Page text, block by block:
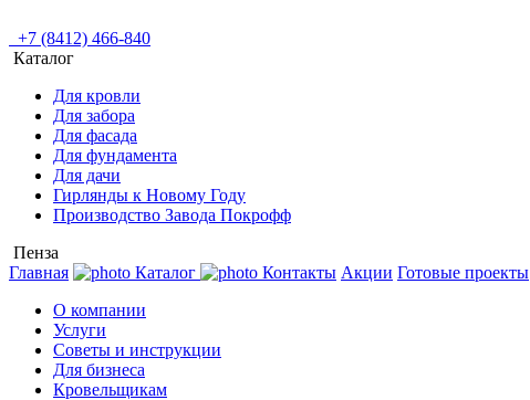
+7 (8412) 466-840
Каталог
Для кровли
Для забора
Для фасада
Для фундамента
Для дачи
Гирлянды к Новому Году
Производство Завода Покрофф
Пенза
Главная
Каталог Контакты Акции Готовые проекты
О компании
Услуги
Советы и инструкции
Для бизнеса
Кровельщикам